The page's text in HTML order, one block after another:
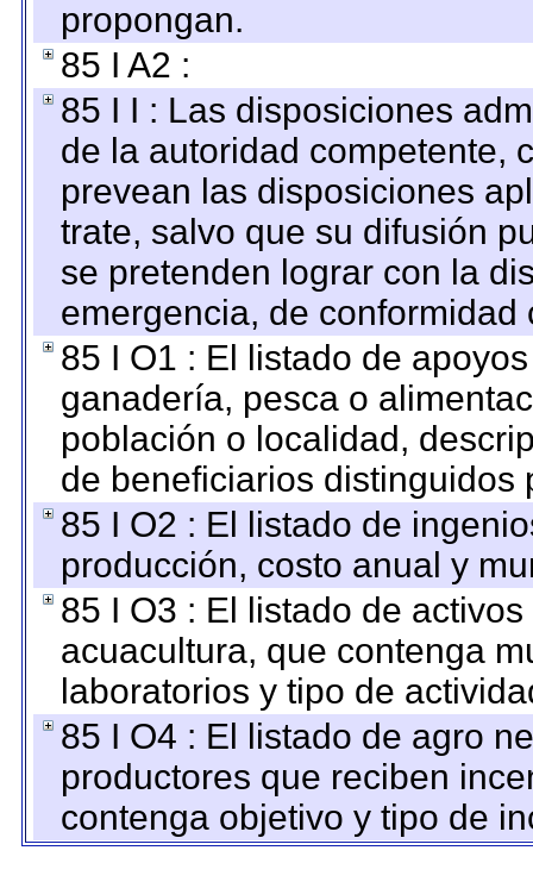
propongan.
85 I A2 :
85 I I : Las disposiciones
de la autoridad competente,
prevean las disposiciones
trate, salvo que su difusión
se pretenden lograr con la
emergencia, de
85 I O1 : El listado de
ganadería, pesca o
población o localidad,
de beneficiarios distinguidos
85 I O2 : El listado de
producción, costo anual y
85 I O3 : El listado de
acuacultura, que contenga
laboratorios y tipo de
85 I O4 : El listado de agro
productores que reciben
contenga objetivo y tipo de